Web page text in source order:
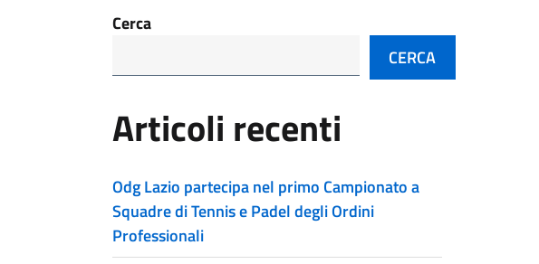
Cerca
CERCA
Articoli recenti
Odg Lazio partecipa nel primo Campionato a
Squadre di Tennis e Padel degli Ordini
Professionali